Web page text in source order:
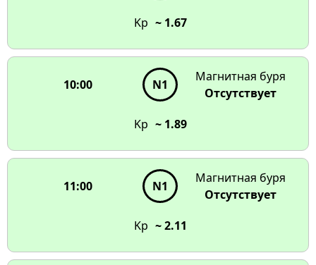
Kp ~ 1.67
10:00 N1
Магнитная буря
Отсутствует
Kp ~ 1.89
11:00 N1
Магнитная буря
Отсутствует
Kp ~ 2.11